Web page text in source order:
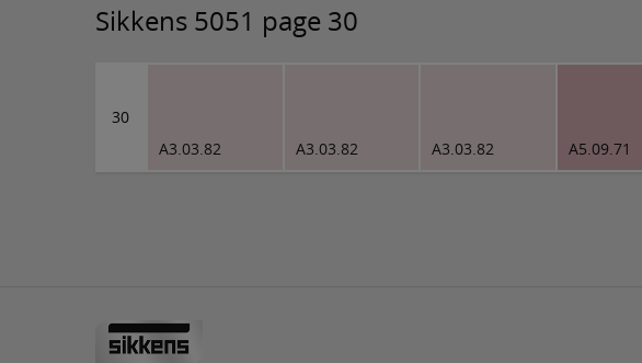
Sikkens 5051 page 30
30
A3.03.82
A3.03.82 A3.03.82 A5.09.71